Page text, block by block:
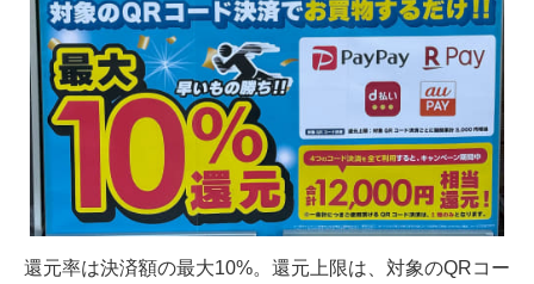
還元率は決済額の最大10%。還元上限は、対象のQRコー